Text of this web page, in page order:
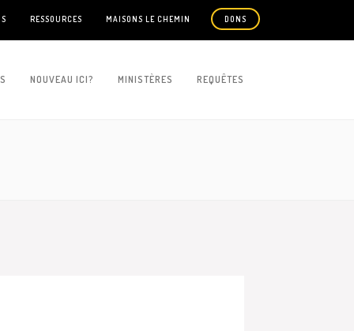
RESSOURCES MAISONS LE CHEMIN DONS
NOUVEAU ICI? MINISTÈRES REQUÊTES